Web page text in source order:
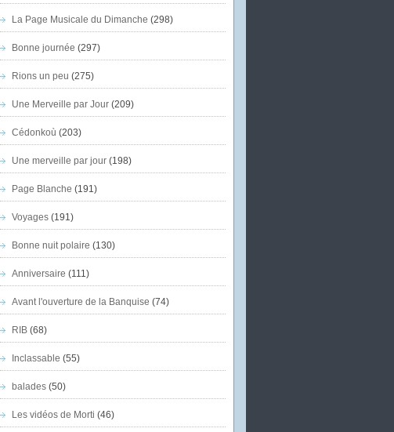
La Page Musicale du Dimanche (298)
Bonne journée (297)
Rions un peu (275)
Une Merveille par Jour(209)
Cédonkoù (203)
Une merveille par jour(198)
Page Blanche (191)
Voyages(191)
Bonne nuit polaire (130)
Anniversaire (111)
Avant l'ouverture de la Banquise (74)
RIB(68)
Inclassable (55)
balades(50)
Les vidéos de Morti (46)